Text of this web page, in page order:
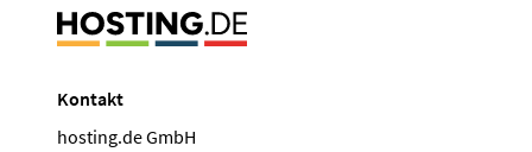
Kontakt
hosting.de GmbH